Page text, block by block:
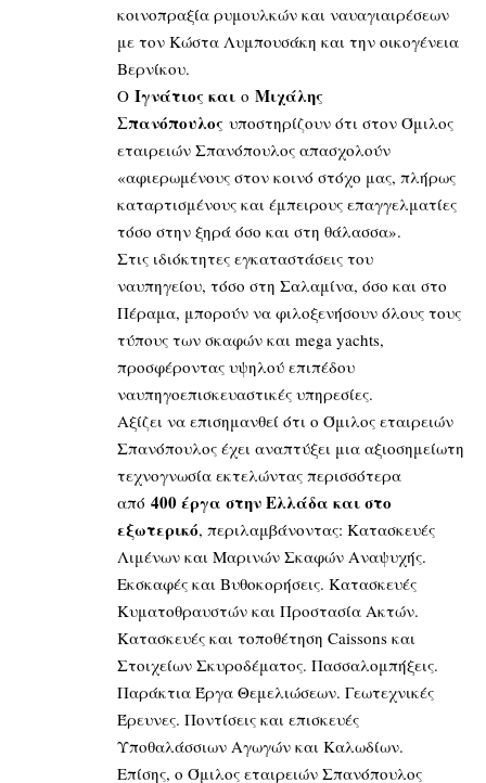
κοινοπραξία ρυμουλκών και ναυαγιαιρέσεων
με τον Κώστα Λυμπουσάκη και την οικογένεια
Βερνίκου.
Ο Ιγνάτιος και ο Μιχάλης
Σπανόπουλος υποστηρίζουν ότι στον Όμιλος
εταιρειών Σπανόπουλος απασχολούν
«αφιερωμένους στον κοινό στόχο μας, πλήρως
καταρτισμένους και έμπειρους επαγγελματίες
τόσο στην ξηρά όσο και στη θάλασσα».
Στις ιδιόκτητες εγκαταστάσεις του
ναυπηγείου, τόσο στη Σαλαμίνα, όσο και στο
Πέραμα, μπορούν να φιλοξενήσουν όλους τους
τύπους των σκαφών και mega yachts,
προσφέροντας υψηλού επιπέδου
ναυπηγοεπισκευαστικές υπηρεσίες.
Αξίζει να επισημανθεί ότι ο Όμιλος εταιρειών
Σπανόπουλος έχει αναπτύξει μια αξιοσημείωτη
τεχνογνωσία εκτελώντας περισσότερα
από 400 έργα στην Ελλάδα και στο
εξωτερικό, περιλαμβάνοντας: Κατασκευές
Λιμένων και Μαρινών Σκαφών Αναψυχής.
Εκσκαφές και Βυθοκορήσεις. Κατασκευές
Κυματοθραυστών και Προστασία Ακτών.
Κατασκευές και τοποθέτηση Caissons και
Στοιχείων Σκυροδέματος. Πασσαλομπήξεις.
Παράκτια Έργα Θεμελιώσεων. Γεωτεχνικές
Έρευνες. Ποντίσεις και επισκευές
Υποθαλάσσιων Αγωγών και Καλωδίων.
Επίσης, ο Όμιλος εταιρειών Σπανόπουλος